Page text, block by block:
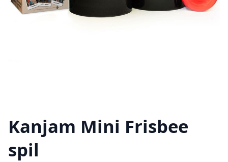
Kanjam Mini Frisbee
spil